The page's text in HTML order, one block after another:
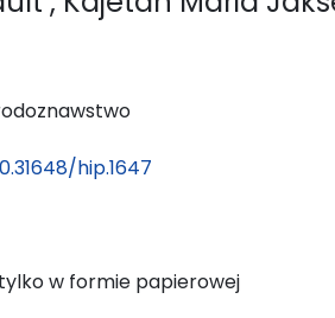
hip.1647
w formie papierowej